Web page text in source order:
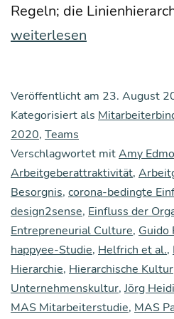
Regeln; die
weiterlesen
Veröffentlicht am 23. August
Kategorisiert als
2020, Teams
Verschlagwortet mitAmy
Arbeitgeberattraktivität,
Besorgnis, corona-bedingte
design2sense, Einfluss der
Entrepreneurial Culture, Guido
happyee-Studie, Helfrich et al.,
Hierarchie, Hierarchische Kultur
Unternehmenskultur, Jörg
MAS Mitarbeiterstudie, MAS